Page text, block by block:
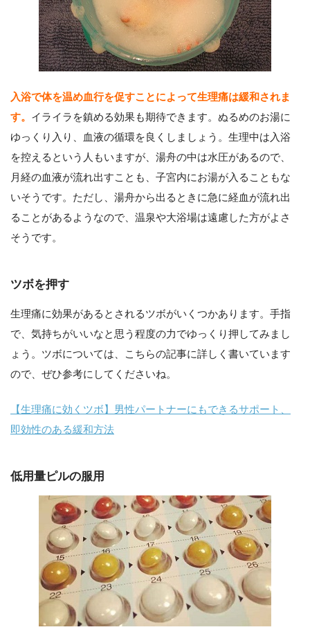
入浴で体を温め血行を促すことによって生理痛は緩和されま
す。 イライラを鎮める効果も期待できます。ぬるめのお湯に
ゆっくり入り、血液の循環を良くしましょう。生理中は入浴
を控えるという人もいますが、湯舟の中は水圧があるので、
月経の血液が流れ出すことも、子宮内にお湯が入ることもな
いそうです。ただし、湯舟から出るときに急に経血が流れ出
ることがあるようなので、温泉や大浴場は遠慮した方がよさ
そうです。
ツボを押す
生理痛に効果があるとされるツボがいくつかあります。手指
で、気持ちがいいなと思う程度の力でゆっくり押してみまし
ょう。ツボについては、こちらの記事に詳しく書いています
ので、ぜひ参考にしてくださいね。
【生理痛に効くツボ】男性パートナーにもできるサポート、
即効性のある緩和方法
低用量ピルの服用